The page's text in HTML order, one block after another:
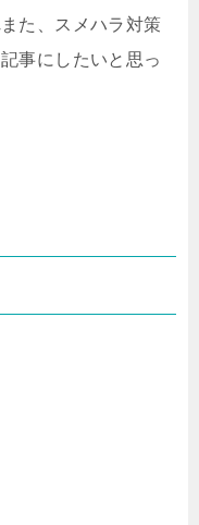
た、スメハラ対策
事にしたいと思っ